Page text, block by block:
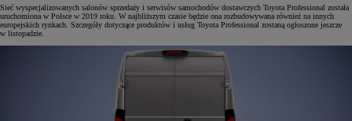
Sieć wyspecjalizowanych salonów sprzedaży i serwisów samochodów dostawczych Toyota Professional została
uruchomiona w Polsce w 2019 roku. W najbliższym czasie będzie ona rozbudowywana również na innych
europejskich rynkach. Szczegóły dotyczące produktów i usług Toyota Professional zostaną ogłoszone jeszcze
w listopadzie.